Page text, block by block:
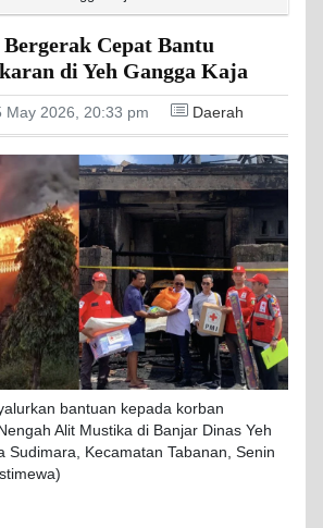
Cepat Bantu
di Yeh Gangga Kaja
May 2026, 20:33 pm Daerah
bantuan kepada korban
Alit Mustika di Banjar Dinas Yeh
Sudimara, Kecamatan Tabanan, Senin